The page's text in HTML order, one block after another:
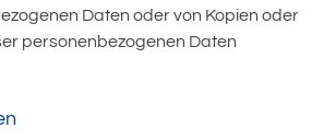
Daten oder von Kopien oder
personenbezogenen Daten